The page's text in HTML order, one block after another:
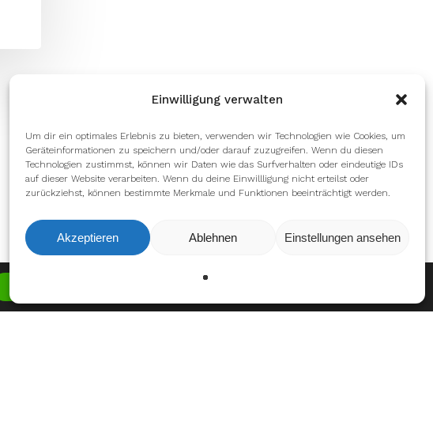
Einwilligung verwalten
Um dir ein optimales Erlebnis zu bieten, verwenden wir Technologien wie Cookies, um
Geräteinformationen zu speichern und/oder darauf zuzugreifen. Wenn du diesen
Technologien zustimmst, können wir Daten wie das Surfverhalten oder eindeutige IDs
auf dieser Website verarbeiten. Wenn du deine Einwillligung nicht erteilst oder
zurückziehst, können bestimmte Merkmale und Funktionen beeinträchtigt werden.
Akzeptieren Ablehnen Einstellungen ansehen